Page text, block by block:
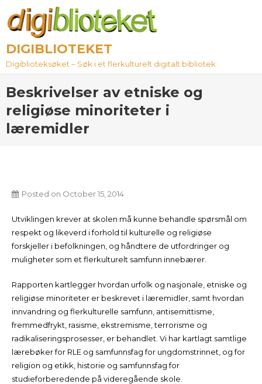
content
DIGIBLIOTEKET
Digiblioteksøket – Søk i et flerkulturelt digitalt bibliotek
Beskrivelser av etniske og
religiøse minoriteter i
læremidler
Posted on October 15, 2014
Utviklingen krever at skolen må kunne behandle spørsmål om
respekt og likeverd i forhold til kulturelle og religiøse
forskjeller i befolkningen, og håndtere de utfordringer og
muligheter som et flerkulturelt samfunn innebærer.
Rapporten kartlegger hvordan urfolk og nasjonale, etniske og
religiøse minoriteter er beskrevet i læremidler, samt hvordan
innvandring og flerkulturelle samfunn, antisemittisme,
fremmedfrykt, rasisme, ekstremisme, terrorisme og
radikaliseringsprosesser, er behandlet. Vi har kartlagt samtlige
lærebøker for RLE og samfunnsfag for ungdomstrinnet, og for
religion og etikk, historie og samfunnsfag for
studieforberedende på videregående skole.